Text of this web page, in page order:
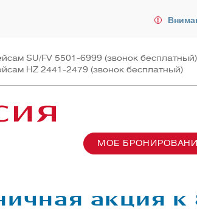
SU/FV 5501-6999 (звонок бесплатный)
HZ 2441-2479 (звонок бесплатный)
МОЕ
Заказ чартера
Пассажирам
акция к